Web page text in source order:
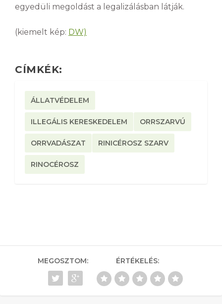
egyedüli megoldást a legalizálásban látják.
(kiemelt kép: DW)
CÍMKÉK:
ÁLLATVÉDELEM
ILLEGÁLIS KERESKEDELEM ORRSZARVÚ
ORRVADÁSZAT RINICÉROSZ SZARV
RINOCÉROSZ
MEGOSZTOM: ÉRTÉKELÉS: